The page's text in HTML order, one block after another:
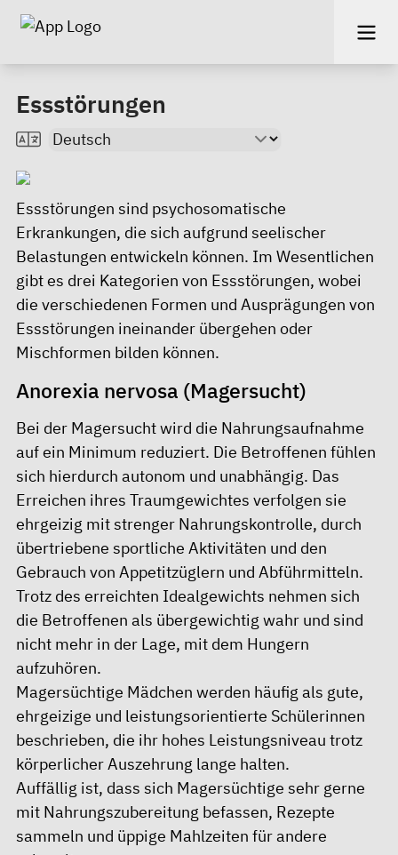
Essstörungen
Essstörungen sind psychosomatische
Erkrankungen, die sich aufgrund seelischer
Belastungen entwickeln können. Im Wesentlichen
gibt es drei Kategorien von Essstörungen, wobei
die verschiedenen Formen und Ausprägungen von
Essstörungen ineinander übergehen oder
Mischformen bilden können.
Anorexia nervosa (Magersucht)
Bei der Magersucht wird die Nahrungsaufnahme
auf ein Minimum reduziert. Die Betroffenen fühlen
sich hierdurch autonom und unabhängig. Das
Erreichen ihres Traumgewichtes verfolgen sie
ehrgeizig mit strenger Nahrungskontrolle, durch
übertriebene sportliche Aktivitäten und den
Gebrauch von Appetitzüglern und Abführmitteln.
Trotz des erreichten Idealgewichts nehmen sich
die Betroffenen als übergewichtig wahr und sind
nicht mehr in der Lage, mit dem Hungern
aufzuhören.
Magersüchtige Mädchen werden häufig als gute,
ehrgeizige und leistungsorientierte Schülerinnen
beschrieben, die ihr hohes Leistungsniveau trotz
körperlicher Auszehrung lange halten.
Auffällig ist, dass sich Magersüchtige sehr gerne
mit Nahrungszubereitung befassen, Rezepte
sammeln und üppige Mahlzeiten für andere